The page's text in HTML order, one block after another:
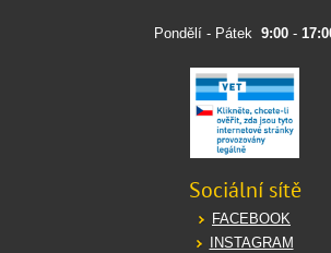
Pondělí - Pátek 9:00-
Sociální sítě
FACEBOOK
INSTAGRAM